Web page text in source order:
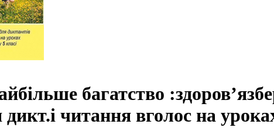
багатство
дикт.і читання вголос на